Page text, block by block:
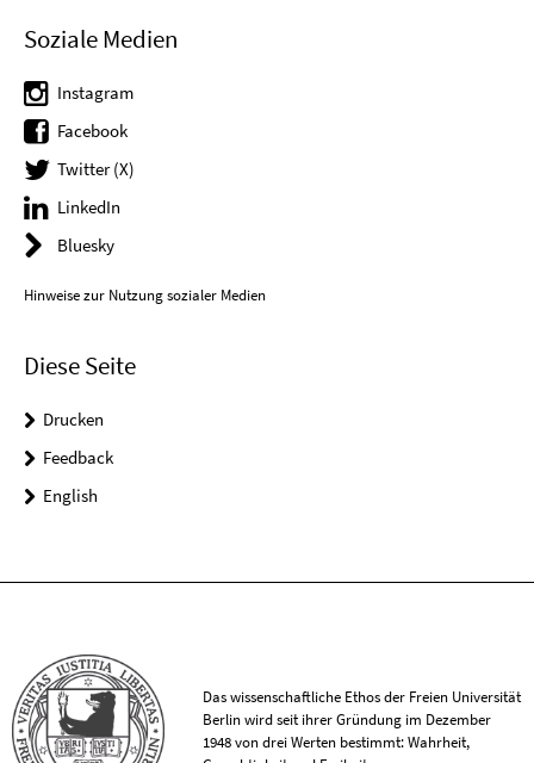
Soziale Medien
Instagram
Facebook
Twitter (X)
LinkedIn
Bluesky
Hinweise zur Nutzung sozialer Medien
Diese Seite
Drucken
Feedback
English
Das wissenschaftliche Ethos der Freien Universität
Berlin wird seit ihrer Gründung im Dezember
1948 von drei Werten bestimmt: Wahrheit,